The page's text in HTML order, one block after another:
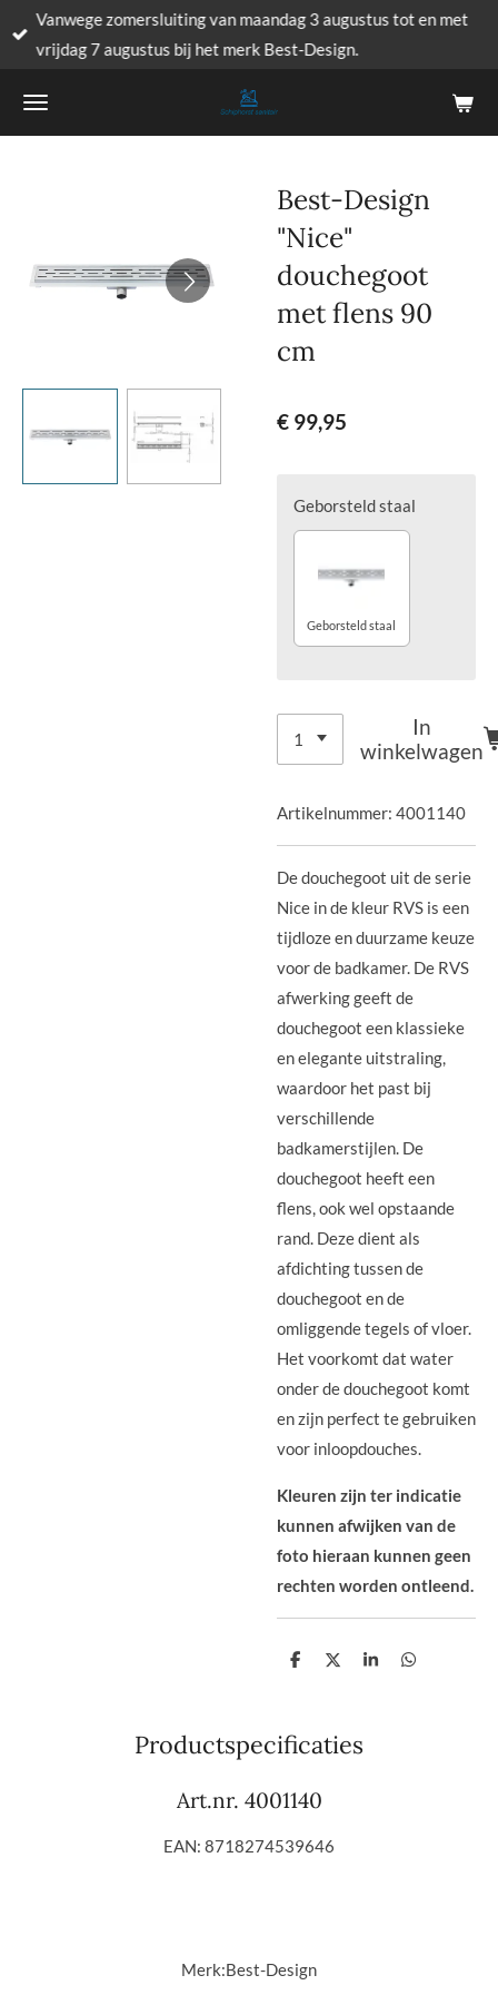
Ga
direct
de
Vanwege zomersluiting van maandag 3 augustus tot en met
vrijdag 7 augustus bij het merk Best-Design.
Best-Design
"Nice"
douchegoot
met flens 90
cm
€ 99,95
Geborsteld staal
Geborsteld staal
In
winkelwagen
Artikelnummer: 4001140
De douchegoot uit de serie
Nice in de kleur RVS is een
tijdloze en duurzame keuze
voor de badkamer. De RVS
afwerking geeft de
douchegoot een klassieke
en elegante uitstraling,
waardoor het past bij
verschillende
badkamerstijlen. De
douchegoot heeft een
flens, ook wel opstaande
rand. Deze dient als
afdichting tussen de
douchegoot en de
omliggende tegels of vloer.
Het voorkomt dat water
onder de douchegoot komt
en zijn perfect te gebruiken
voor inloopdouches.
Kleuren zijn ter indicatie
kunnen afwijken van de
foto hieraan kunnen geen
rechten worden ontleend.
D
n
D
S
D
Productspecificaties
Art.nr. 4001140
EAN: 8718274539646
Merk:Best-Design